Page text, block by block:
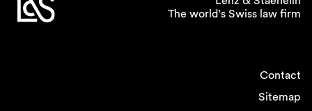
The world’s Swiss law firm
Contact
Sitemap